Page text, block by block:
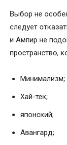
Выбор не
следует
и Ампир не
пространство,
Минимализм;
Хай-тек;
японский;
Авангард;